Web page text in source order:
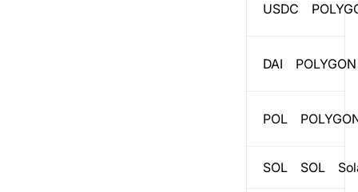
USDC
DAI POLYGON
POL
SOL SOL